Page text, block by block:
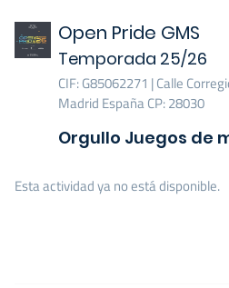
Open Pride GMS
Temporada 25/26
CIF: G85062271 | Calle
Madrid España CP: 28030
Orgullo Juegos de
Esta actividad ya no está disponible.